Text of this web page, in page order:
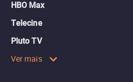
HBO Max
Telecine
Pluto TV
Ver mais